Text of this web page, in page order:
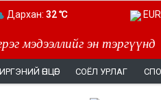
мэдээллийг эн тэргүүнд
Дархан: 32 ℃
ИРГЭНИЙ ӨНЦӨГ СОЁЛ УРЛАГ